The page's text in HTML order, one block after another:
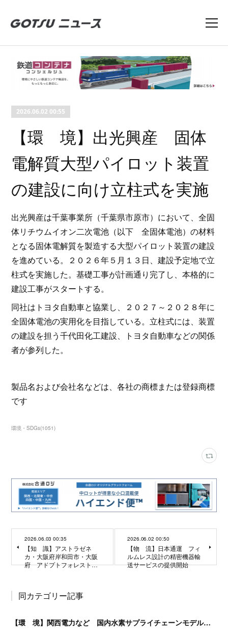
2026.06.02 00:55
【環 境】出光興産 固体
電解質大型パイロット装置
の建設に向け立柱式を実施
出光興産は千葉事業所（千葉県市原市）において、全固
体リチウムイオン二次電池（以下 全固体電池）の材料
となる固体電解質を製造する大型パイロット装置の建設
を進めている。２０２６年５月１３日、建設予定地で立
柱式を実施した。基礎工事が計画通り完了し、本格的に
建設工事がスタートする。
同社はトヨタ自動車と協業し、２０２７～２０２８年に
全固体電池の実用化を目指している。立柱式には、装置
の建設を担う千代田化工建設、トヨタ自動車などの関係
者が参列した。
製品名および会社名などは、各社の商標または登録商標
です
環境・SDGs(1051)
2026.06.03 00:35
【知 識】アストラゼネ
カ・大阪府岸和田市・大阪
府 アドプトフォレスト…
2026.06.02 00:50
【物 流】日本通運 フィ
ルムレス設計の精密機器輸
送サービスの提供開始
同カテゴリー記事
【環 境】関西電力など 国内水素サプライチェーンモデル構築に向け検討を開始